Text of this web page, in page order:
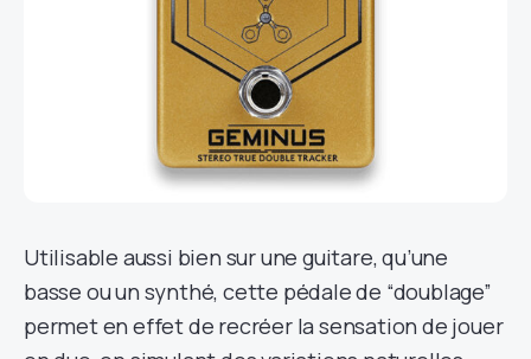
Utilisable aussi bien sur une guitare, qu’une
basse ou un synthé, cette pédale de “doublage”
permet en effet de recréer la sensation de jouer